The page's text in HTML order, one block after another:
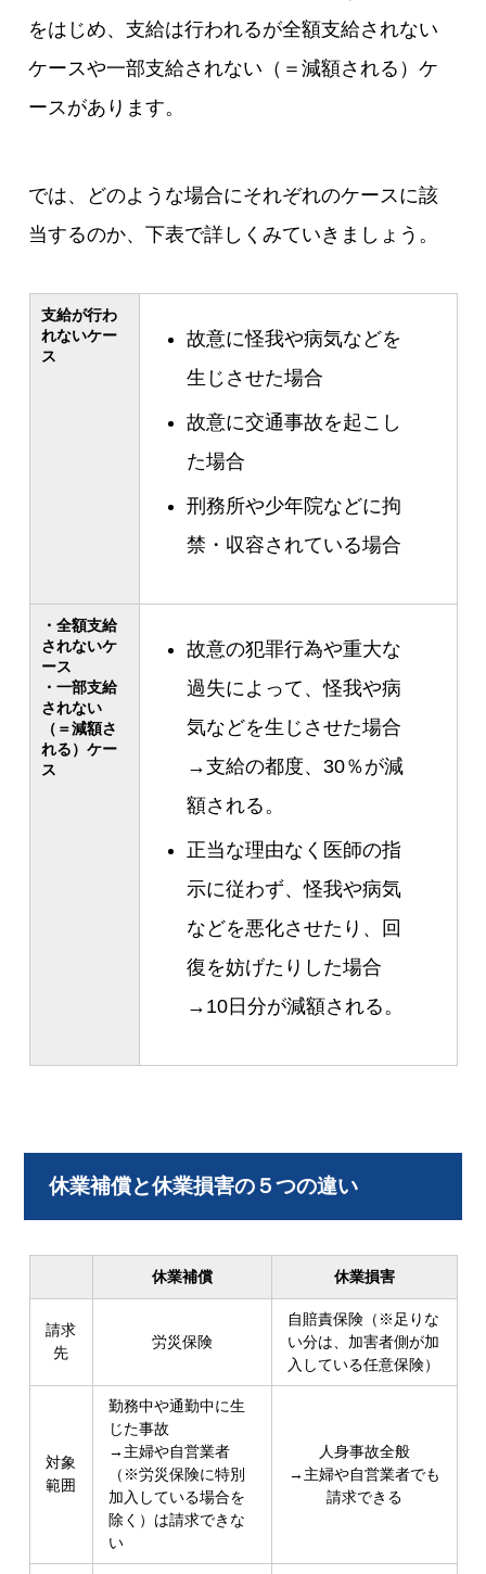
をはじめ、支給は行われるが全額支給されない
ケースや一部支給されない（＝減額される）ケ
ースがあります。
では、どのような場合にそれぞれのケースに該
当するのか、下表で詳しくみていきましょう。
支給が行わ
れないケー
ス
故意に怪我や病気などを
生じさせた場合
故意に交通事故を起こし
た場合
刑務所や少年院などに拘
禁・収容されている場合
・全額支給
されないケ
ース
・一部支給
されない
（＝減額さ
れる）ケー
ス
故意の犯罪行為や重大な
過失によって、怪我や病
気などを生じさせた場合
→支給の都度、30％が減
額される。
正当な理由なく医師の指
示に従わず、怪我や病気
などを悪化させたり、回
復を妨げたりした場合
→10日分が減額される。
休業補償と休業損害の５つの違い
休業補償 休業損害
請求
先
労災保険
自賠責保険（※足りな
い分は、加害者側が加
入している任意保険）
対象
範囲
勤務中や通勤中に生
じた事故
→主婦や自営業者
（※労災保険に特別
加入している場合を
除く）は請求できな
い
人身事故全般
→主婦や自営業者でも
請求できる